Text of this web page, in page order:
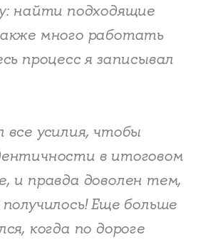
найти подходящие
много работать
процесс я записывал
все усилия, чтобы
в итоговом
и правда доволен тем,
Еще больше
когда по дороге